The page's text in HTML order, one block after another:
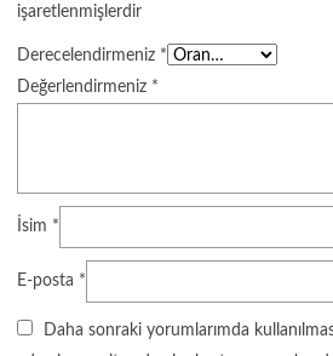
işaretlenmişlerdir
Derecelendirmeniz *
Değerlendirmeniz *
İsim *
E-posta *
Daha sonraki yorumlarımda